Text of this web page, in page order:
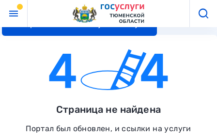
Перейти к основному контенту
Страница не найдена
Портал был обновлен, и ссылки на услуги